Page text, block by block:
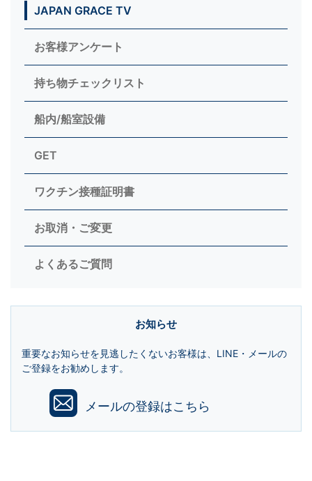
JAPAN GRACE TV
お客様アンケート
持ち物チェックリスト
船内/船室設備
GET
ワクチン接種証明書
お取消・ご変更
よくあるご質問
お知らせ
重要なお知らせを見逃したくないお客様は、LINE・メールの
ご登録をお勧めします。
メールの登録はこちら